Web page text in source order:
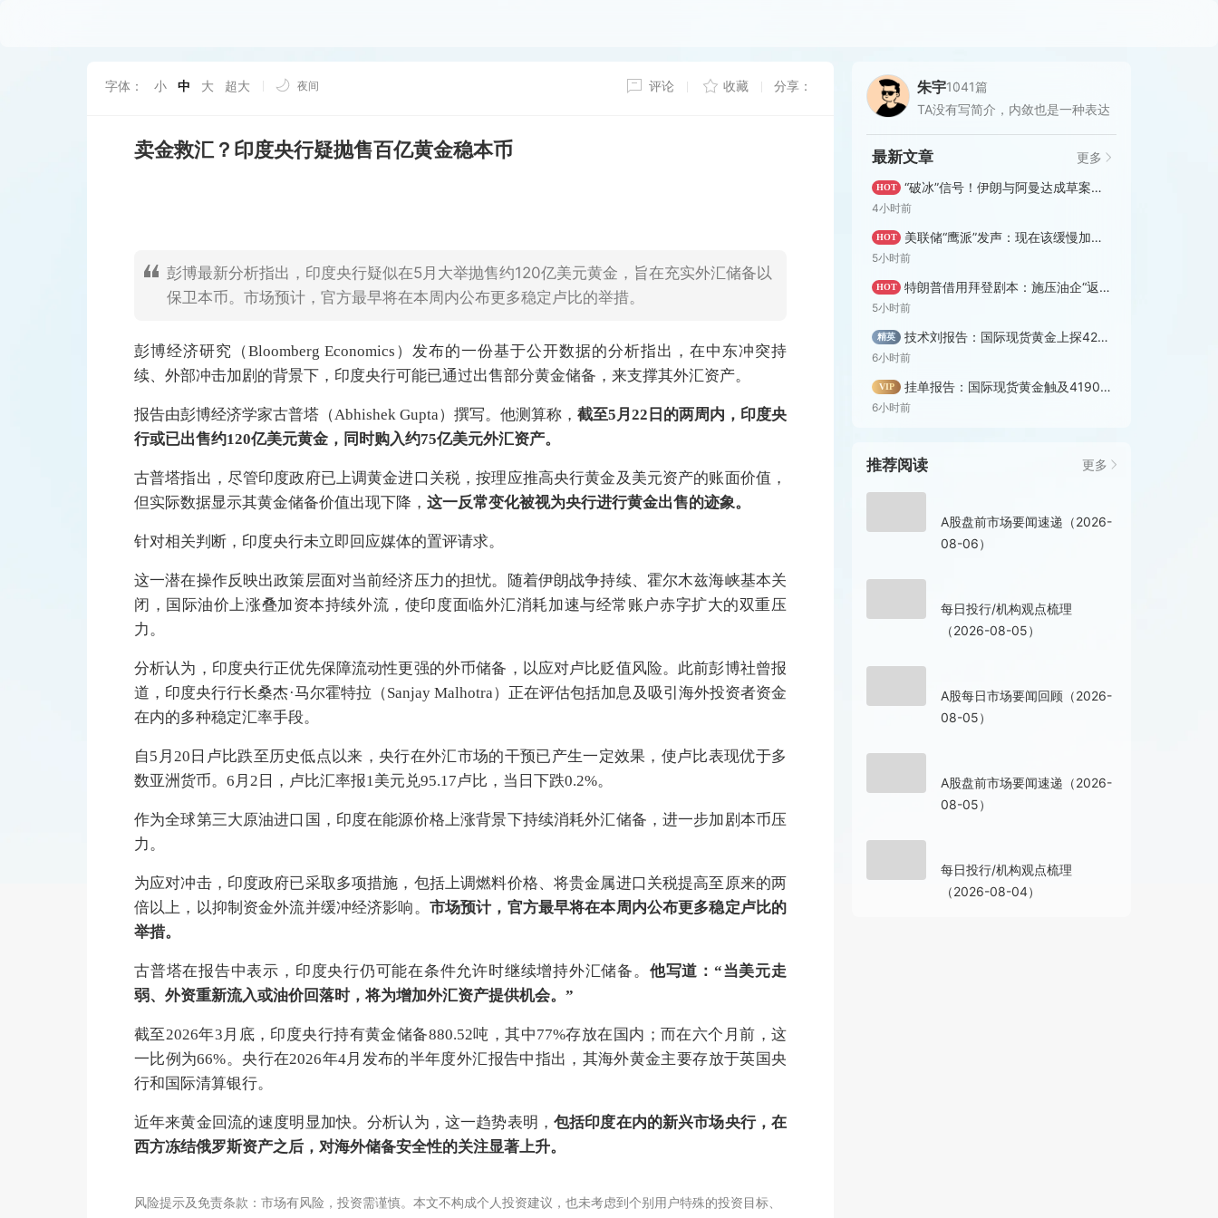
字体： 小 中 大 超大 夜间 评论 收藏 分享：
卖金救汇？印度央行疑抛售百亿黄金稳本币
彭博最新分析指出，印度央行疑似在5月大举抛售约120亿美元黄金，旨在充实外汇储备以
保卫本币。市场预计，官方最早将在本周内公布更多稳定卢比的举措。
彭博经济研究（Bloomberg Economics）发布的一份基于公开数据的分析指出，在中东冲突持
续、外部冲击加剧的背景下，印度央行可能已通过出售部分黄金储备，来支撑其外汇资产。
报告由彭博经济学家古普塔（Abhishek Gupta）撰写。他测算称， 截至5月22日的两周内，印度央
行或已出售约120亿美元黄金，同时购入约75亿美元外汇资产。
古普塔指出，尽管印度政府已上调黄金进口关税，按理应推高央行黄金及美元资产的账面价值，
但实际数据显示其黄金储备价值出现下降， 这一反常变化被视为央行进行黄金出售的迹象。
针对相关判断，印度央行未立即回应媒体的置评请求。
这一潜在操作反映出政策层面对当前经济压力的担忧。随着伊朗战争持续、霍尔木兹海峡基本关
闭，国际油价上涨叠加资本持续外流，使印度面临外汇消耗加速与经常账户赤字扩大的双重压
力。
分析认为，印度央行正优先保障流动性更强的外币储备，以应对卢比贬值风险。此前彭博社曾报
道，印度央行行长桑杰·马尔霍特拉（Sanjay Malhotra）正在评估包括加息及吸引海外投资者资金
在内的多种稳定汇率手段。
自5月20日卢比跌至历史低点以来，央行在外汇市场的干预已产生一定效果，使卢比表现优于多
数亚洲货币。6月2日，卢比汇率报1美元兑95.17卢比，当日下跌0.2%。
作为全球第三大原油进口国，印度在能源价格上涨背景下持续消耗外汇储备，进一步加剧本币压
力。
为应对冲击，印度政府已采取多项措施，包括上调燃料价格、将贵金属进口关税提高至原来的两
倍以上，以抑制资金外流并缓冲经济影响。 市场预计，官方最早将在本周内公布更多稳定卢比的
举措。
古普塔在报告中表示，印度央行仍可能在条件允许时继续增持外汇储备。 他写道：“当美元走
弱、外资重新流入或油价回落时，将为增加外汇资产提供机会。”
截至2026年3月底，印度央行持有黄金储备880.52吨，其中77%存放在国内；而在六个月前，这
一比例为66%。央行在2026年4月发布的半年度外汇报告中指出，其海外黄金主要存放于英国央
行和国际清算银行。
近年来黄金回流的速度明显加快。分析认为，这一趋势表明， 包括印度在内的新兴市场央行，在
西方冻结俄罗斯资产之后，对海外储备安全性的关注显著上升。
风险提示及免责条款：市场有风险，投资需谨慎。本文不构成个人投资建议，也未考虑到个别用户特殊的投资目标、
朱宇1041篇
TA没有写简介，内敛也是一种表达
最新文章 更多
HOT “破冰”信号！伊朗与阿曼达成草案，美方解除相关航司制裁
4小时前
HOT 美联储“鹰派”发声：现在该缓慢加息了！
5小时前
HOT 特朗普借用拜登剧本：施压油企“返利于民”
5小时前
精英 技术刘报告：国际现货黄金上探4200美元 美指维持承压格局
6小时前
VIP 挂单报告：国际现货黄金触及4190大关 欧美警惕一处下行押注
6小时前
推荐阅读 更多
A股盘前市场要闻速递（2026-
08-06）
每日投行/机构观点梳理
（2026-08-05）
A股每日市场要闻回顾（2026-
08-05）
A股盘前市场要闻速递（2026-
08-05）
每日投行/机构观点梳理
（2026-08-04）